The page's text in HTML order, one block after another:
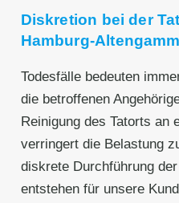
Diskretion bei der
Hamburg-
Todesfälle bedeuten
die betroffenen
Reinigung des Tatorts an
verringert die Belastung
diskrete Durchführung
entstehen für unsere